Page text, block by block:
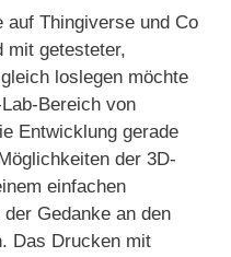
auf Thingiverse und Co
mit getesteter,
loslegen möchte
Bereich von
Entwicklung gerade
der 3D-
einfachen
Gedanke an den
Das Drucken mit